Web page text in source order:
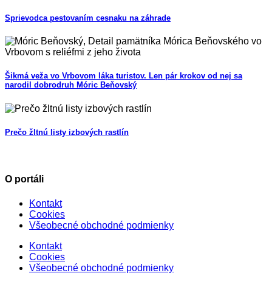
Sprievodca pestovaním cesnaku na záhrade
Šikmá veža vo Vrbovom láka turistov. Len pár krokov od nej sa
narodil dobrodruh Móric Beňovský
Prečo žltnú listy izbových rastlín
O portáli
Kontakt
Cookies
Všeobecné obchodné podmienky
Kontakt
Cookies
Všeobecné obchodné podmienky